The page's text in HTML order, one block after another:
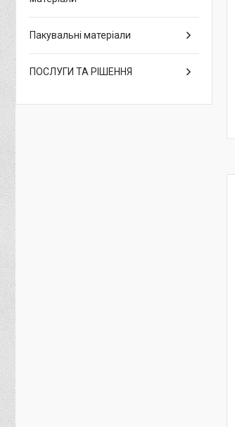
Пакувальні матеріали
ПОСЛУГИ ТА РІШЕННЯ